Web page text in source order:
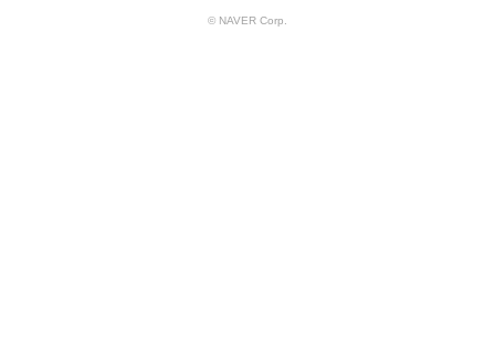
공
© NAVER Corp.